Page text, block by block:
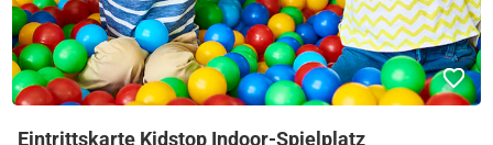
Eintrittskarte Kidstop Indoor-Spielplatz